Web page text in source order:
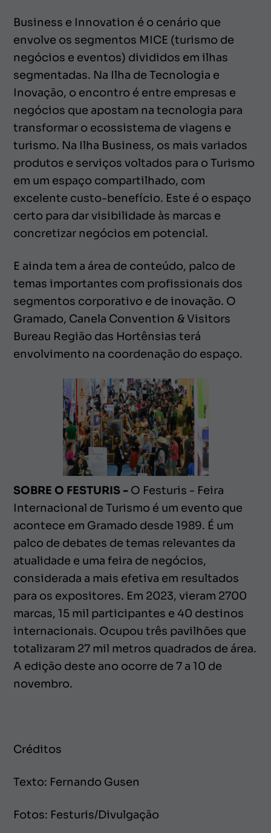
Business e Innovation é o cenário que
envolve os segmentos MICE (turismo de
negócios e eventos) divididos em ilhas
segmentadas. Na Ilha de Tecnologia e
Inovação, o encontro é entre empresas e
negócios que apostam na tecnologia para
transformar o ecossistema de viagens e
turismo. Na Ilha Business, os mais variados
produtos e serviços voltados para o Turismo
em um espaço compartilhado, com
excelente custo-benefício. Este é o espaço
certo para dar visibilidade às marcas e
concretizar negócios em potencial.
E ainda tem a área de conteúdo, palco de
temas importantes com profissionais dos
segmentos corporativo e de inovação. O
Gramado, Canela Convention & Visitors
Bureau Região das Hortênsias terá
envolvimento na coordenação do espaço.
SOBRE O FESTURIS - O Festuris - Feira
Internacional de Turismo é um evento que
acontece em Gramado desde 1989. É um
palco de debates de temas relevantes da
atualidade e uma feira de negócios,
considerada a mais efetiva em resultados
para os expositores. Em 2023, vieram 2700
marcas, 15 mil participantes e 40 destinos
internacionais. Ocupou três pavilhões que
totalizaram 27 mil metros quadrados de área.
A edição deste ano ocorre de 7 a 10 de
novembro.
Créditos
Texto: Fernando Gusen
Fotos: Festuris/Divulgação